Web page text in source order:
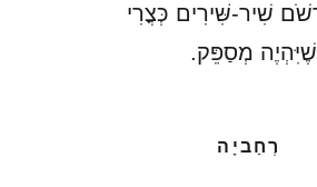
שִׁיר-שִּׁירִים כְּצֳרִי
מְסַפֵּק.
רְחַביָה